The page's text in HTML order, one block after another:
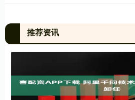
推荐资讯